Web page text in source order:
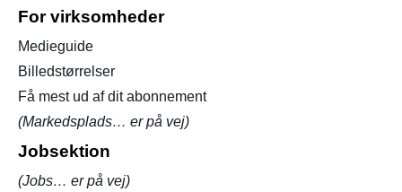
For virksomheder
Medieguide
Billedstørrelser
Få mest ud af dit abonnement
(Markedsplads… er på vej)
Jobsektion
(Jobs… er på vej)